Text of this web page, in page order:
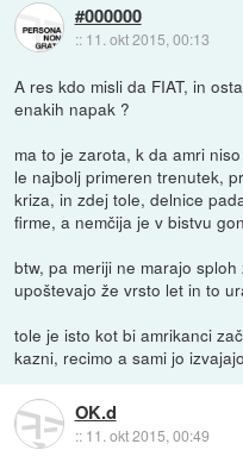
#000000
:: 11. okt 2015, 00:13
A res kdo misli da FIAT, in
enakih napak ?
ma to je zarota, k da amri
le najbolj primeren trenutek,
kriza, in zdej tole, delnice
firme, a nemčija je v bistvu
btw, pa meriji ne marajo
upoštevajo že vrsto let in to
tole je isto kot bi amrikanci
kazni, recimo a sami jo
OK.d
:: 11. okt 2015, 00:49